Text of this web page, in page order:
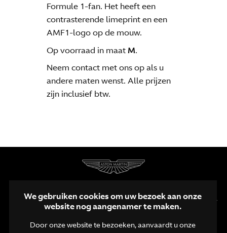
Formule 1-fan. Het heeft een
contrasterende limeprint en een
AMF1-logo op de mouw.
Op voorraad in maatM.
Neem contact met ons op als u
andere maten wenst. Alle prijzen
zijn inclusief btw.
We gebruiken cookies om uw bezoek aan onze
website nog aangenamer te maken.
Door onze website te bezoeken, aanvaardt u onze